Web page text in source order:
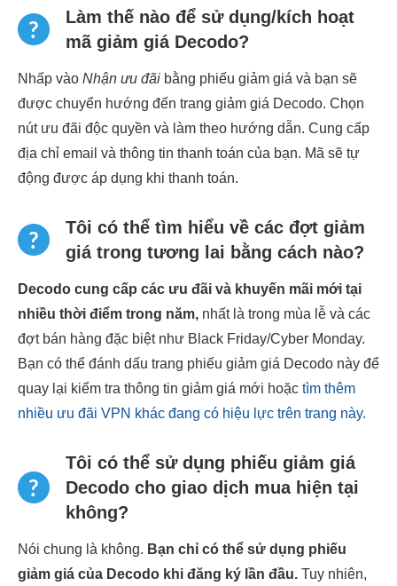
Làm thế nào để sử dụng/kích hoạt
mã giảm giá Decodo?
Nhấp vào Nhận ưu đãi bằng phiếu giảm giá và bạn sẽ
được chuyển hướng đến trang giảm giá Decodo. Chọn
nút ưu đãi độc quyền và làm theo hướng dẫn. Cung cấp
địa chỉ email và thông tin thanh toán của bạn. Mã sẽ tự
động được áp dụng khi thanh toán.
Tôi có thể tìm hiểu về các đợt giảm
giá trong tương lai bằng cách nào?
Decodo cung cấp các ưu đãi và khuyến mãi mới tại
nhiều thời điểm trong năm, nhất là trong mùa lễ và các
đợt bán hàng đặc biệt như Black Friday/Cyber Monday.
Bạn có thể đánh dấu trang phiếu giảm giá Decodo này để
quay lại kiểm tra thông tin giảm giá mới hoặc tìm thêm
nhiều ưu đãi VPN khác đang có hiệu lực trên trang này.
Tôi có thể sử dụng phiếu giảm giá
Decodo cho giao dịch mua hiện tại
không?
Nói chung là không. Bạn chỉ có thể sử dụng phiếu
giảm giá của Decodo khi đăng ký lần đầu. Tuy nhiên,